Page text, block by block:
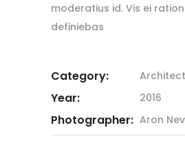
moderatius id. Vis ei
definiebas
Category:
Year: 2016
Photographer: Aron